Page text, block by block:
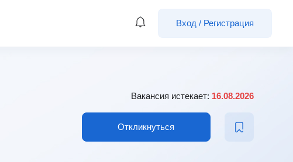
Вход / Регистрация
Вакансия истекает: 16.08.2026
Откликнуться